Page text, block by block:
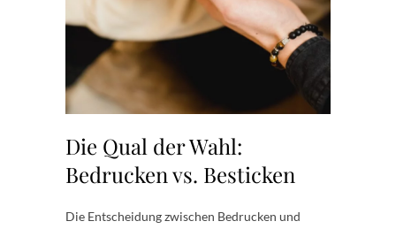
Die Qual der Wahl:
Bedrucken vs. Besticken
Die Entscheidung zwischen Bedrucken und